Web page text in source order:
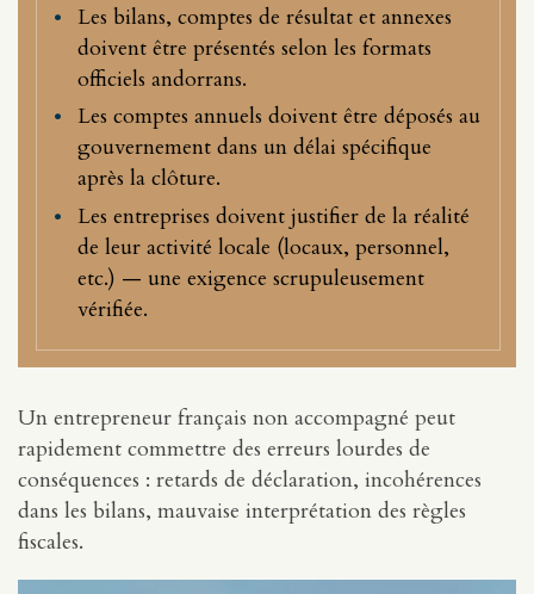
Les bilans, comptes de résultat et annexes
doivent être présentés selon les formats
officiels andorrans.
Les comptes annuels doivent être déposés au
gouvernement dans un délai spécifique
après la clôture.
Les entreprises doivent justifier de la réalité
de leur activité locale (locaux, personnel,
etc.) — une exigence scrupuleusement
vérifiée.
Un entrepreneur français non accompagné peut
rapidement commettre des erreurs lourdes de
conséquences : retards de déclaration, incohérences
dans les bilans, mauvaise interprétation des règles
fiscales.